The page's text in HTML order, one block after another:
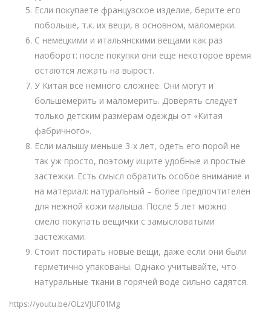
Если покупаете французское изделие, берите его
побольше, т.к. их вещи, в основном, маломерки.
С немецкими и итальянскими вещами как раз
наоборот: после покупки они еще некоторое время
остаются лежать на вырост.
У Китая все немного сложнее. Они могут и
большемерить и маломерить. Доверять следует
только детским размерам одежды от «Китая
фабричного».
Если малышу меньше 3-х лет, одеть его порой не
так уж просто, поэтому ищите удобные и простые
застежки. Есть смысл обратить особое внимание и
на материал: натуральный – более предпочтителен
для нежной кожи малыша. После 5 лет можно
смело покупать вещички с замысловатыми
застежками.
Стоит постирать новые вещи, даже если они были
герметично упакованы. Однако учитывайте, что
натуральные ткани в горячей воде сильно садятся.
https://youtu.be/OLzVJUF01Mg